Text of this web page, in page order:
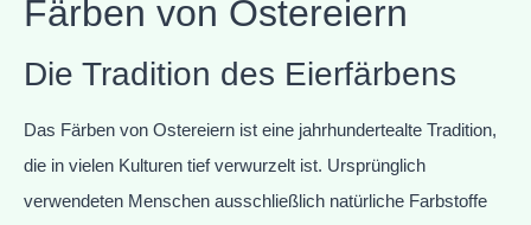
Färben von Ostereiern
Die Tradition des Eierfärbens
Das Färben von Ostereiern ist eine jahrhundertealte Tradition,
die in vielen Kulturen tief verwurzelt ist. Ursprünglich
verwendeten Menschen ausschließlich natürliche Farbstoffe